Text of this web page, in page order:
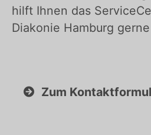
hilft Ihnen das
Diakonie Hamburg
Zum